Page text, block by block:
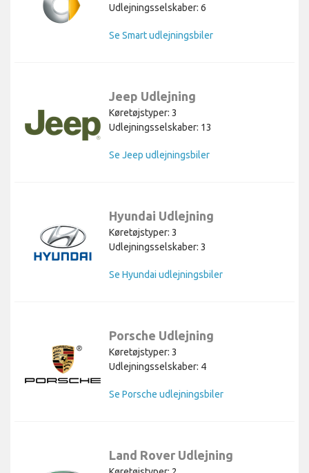
Udlejningsselskaber: 6
Se Smart udlejningsbiler
Jeep Udlejning
Køretøjstyper: 3
Udlejningsselskaber: 13
Se Jeep udlejningsbiler
Hyundai Udlejning
Køretøjstyper: 3
Udlejningsselskaber: 3
Se Hyundai udlejningsbiler
Porsche Udlejning
Køretøjstyper: 3
Udlejningsselskaber: 4
Se Porsche udlejningsbiler
Land Rover Udlejning